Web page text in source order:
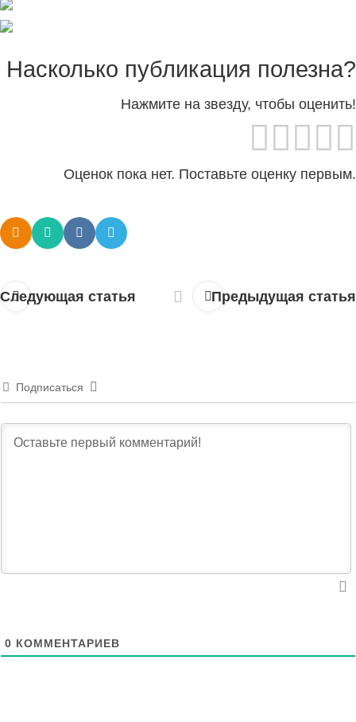
Насколько публикация полезна?
Нажмите на звезду, чтобы оценить!
Оценок пока нет. Поставьте оценку первым.
Следующая статья Предыдущая статья
Подписаться
0 КОММЕНТАРИЕВ